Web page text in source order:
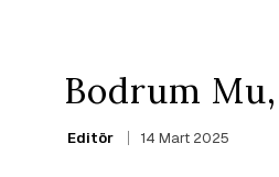
Bodrum
Editör 14 Mart 2025